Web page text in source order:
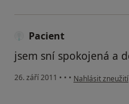
Pacient
jsem sní spokojená a
26. září 2011 • • • podle názoru
Nahlásit zneužití